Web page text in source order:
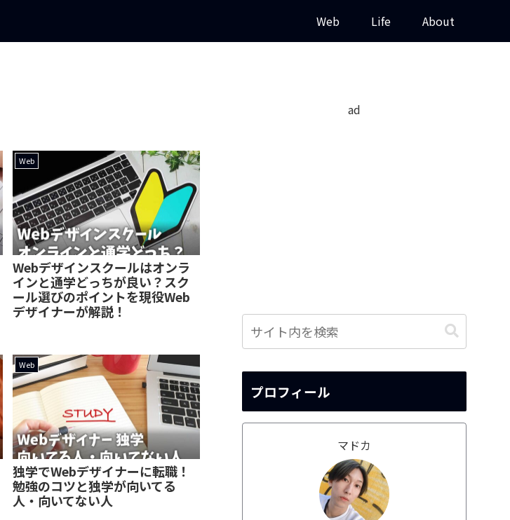
Web Life About
Web
Webデザインスクールはオンラ
インと通学どっちが良い？スク
ール選びのポイントを現役Web
デザイナーが解説！
Web
独学でWebデザイナーに転職！
勉強のコツと独学が向いてる
人・向いてない人
ad
プロフィール
マドカ